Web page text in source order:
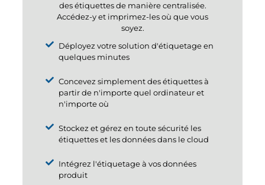
des étiquettes de manière centralisée.
Accédez-y et imprimez-les où que vous
soyez.
Déployez votre solution d'étiquetage en
quelques minutes
Concevez simplement des étiquettes à
partir de n'importe quel ordinateur et
n'importe où
Stockez et gérez en toute sécurité les
étiquettes et les données dans le cloud
Intégrez l'étiquetage à vos données
produit